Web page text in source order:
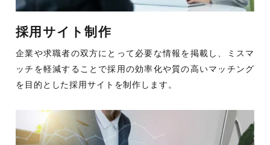
採用サイト制作
企業や求職者の双方にとって必要な情報を掲載し、ミスマ
ッチを軽減することで採用の効率化や質の高いマッチング
を目的とした採用サイトを制作します。